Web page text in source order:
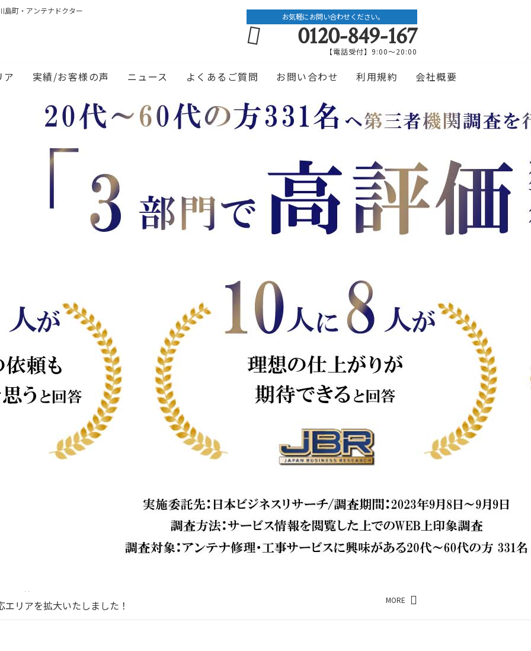
島町・アンテナドクター
お気軽にお問い合わせください。
0120-849-167
【電話受付】9:00〜20:00
ア 実績/お客様の声 ニュース よくあるご質問 お問い合わせ 利用規約 会社概要
エリアを拡大いたしました！
MORE